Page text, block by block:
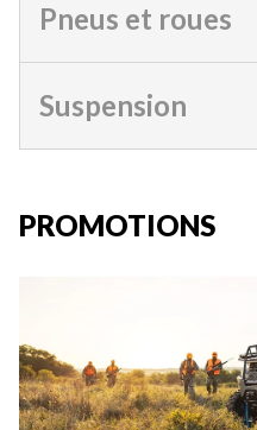
Pneus et roues
Suspension
PROMOTIONS